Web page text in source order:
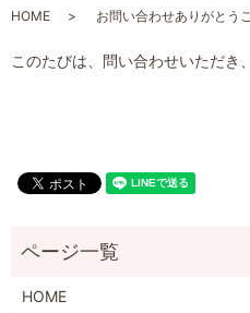
HOME お問い合わせありがとう
このたびは、問い合わせいただき
HOME